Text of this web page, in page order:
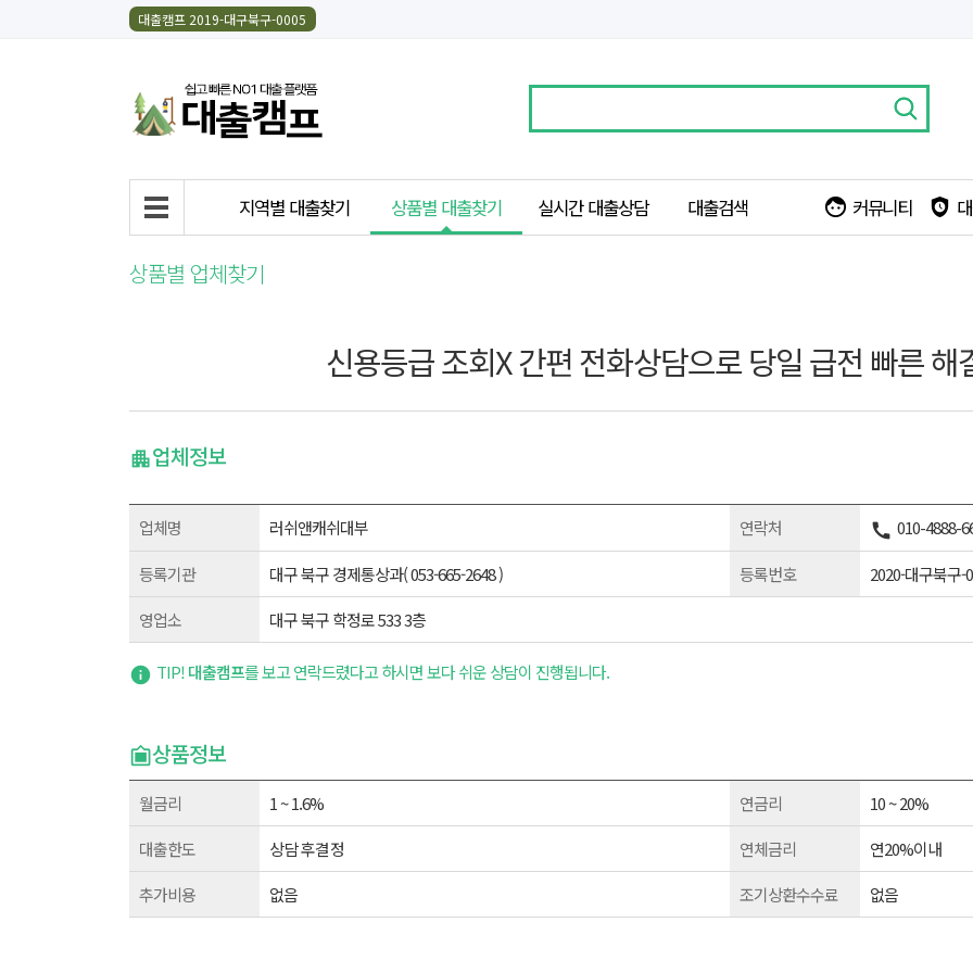
대출캠프 2019-대구북구-0005
지역별 대출찾기 상품별 대출찾기 실시간 대출상담 대출검색 face 커뮤니티 safety_check
상품별 업체찾기
신용등급 조회X 간편 전화상담으로 당일 급전 빠른 해
업체정보
업체명 러쉬앤캐쉬대부 연락처 010-4888-
등록기관 대구 북구 경제통상과( 053-665-2648 ) 등록번호
2020-대구북구-
영업소
대구 북구 학정로 533 3층
TIP!대출캠프를 보고 연락드렸다고 하시면 보다 쉬운 상담이 진행됩니다.
상품정보
월금리 1 ~ 1.6% 연금리
10 ~ 20%
대출한도
상담후결정 연체금리
연20%이내
추가비용
없음 조기상환수수료 없음